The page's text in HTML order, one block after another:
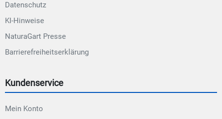
Datenschutz
KI-Hinweise
NaturaGart Presse
Barrierefreiheitserklärung
Kundenservice
Mein Konto